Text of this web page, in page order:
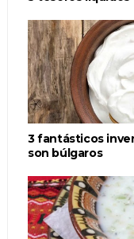
3 fantásticos
son búlgaros